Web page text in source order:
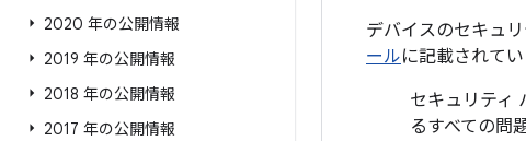
2020 年の公開情報
2019 年の公開情報
2018 年の公開情報
2017 年の公開情報
デバイスのセキュ
ールに記載されて
セキュリティ
るすべての問